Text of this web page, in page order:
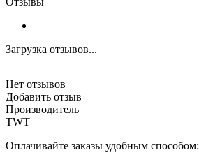
Загрузка отзывов...
Нет отзывов
Добавить отзыв
Производитель
TWT
Оплачивайте заказы удобным способом: